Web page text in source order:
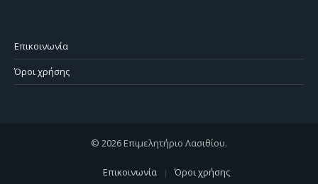
Επικοινωνία
Όροι χρήσης
© 2026 Επιμελητήριο Λασιθίου.
Επικοινωνία Όροι χρήσης